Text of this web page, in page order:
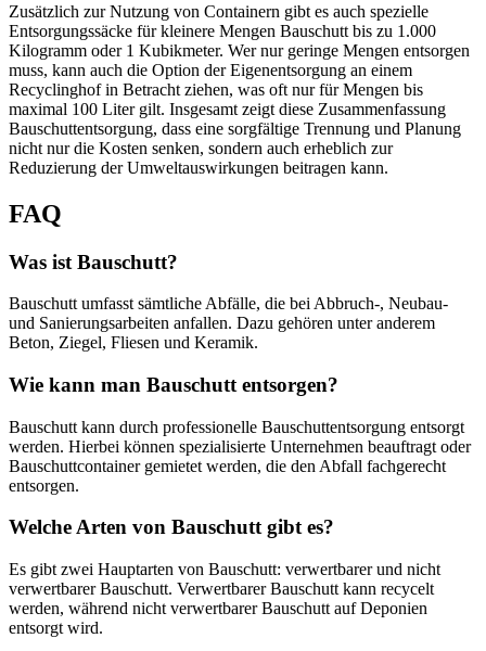
Zusätzlich zur Nutzung von Containern gibt es auch spezielle
Entsorgungssäcke für kleinere Mengen Bauschutt bis zu 1.000
Kilogramm oder 1 Kubikmeter. Wer nur geringe Mengen entsorgen
muss, kann auch die Option der Eigenentsorgung an einem
Recyclinghof in Betracht ziehen, was oft nur für Mengen bis
maximal 100 Liter gilt. Insgesamt zeigt diese Zusammenfassung
Bauschuttentsorgung, dass eine sorgfältige Trennung und Planung
nicht nur die Kosten senken, sondern auch erheblich zur
Reduzierung der Umweltauswirkungen beitragen kann.
FAQ
Was ist Bauschutt?
Bauschutt umfasst sämtliche Abfälle, die bei Abbruch-, Neubau-
und Sanierungsarbeiten anfallen. Dazu gehören unter anderem
Beton, Ziegel, Fliesen und Keramik.
Wie kann man Bauschutt entsorgen?
Bauschutt kann durch professionelle Bauschuttentsorgung entsorgt
werden. Hierbei können spezialisierte Unternehmen beauftragt oder
Bauschuttcontainer gemietet werden, die den Abfall fachgerecht
entsorgen.
Welche Arten von Bauschutt gibt es?
Es gibt zwei Hauptarten von Bauschutt: verwertbarer und nicht
verwertbarer Bauschutt. Verwertbarer Bauschutt kann recycelt
werden, während nicht verwertbarer Bauschutt auf Deponien
entsorgt wird.